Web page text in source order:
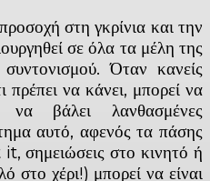
στη γκρίνια και την
σε όλα τα μέλη της
Όταν κανείς
πρέπει να κάνει, μπορεί να
να βάλει λανθασμένες
αυτό, αφενός τα πάσης
σημειώσεις στο κινητό ή
στο χέρι!) μπορεί να είναι